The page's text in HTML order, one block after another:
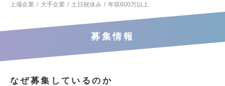
上場企業
大手企業 土日祝休み 年収600万以上
募集情報
なぜ募集しているのか